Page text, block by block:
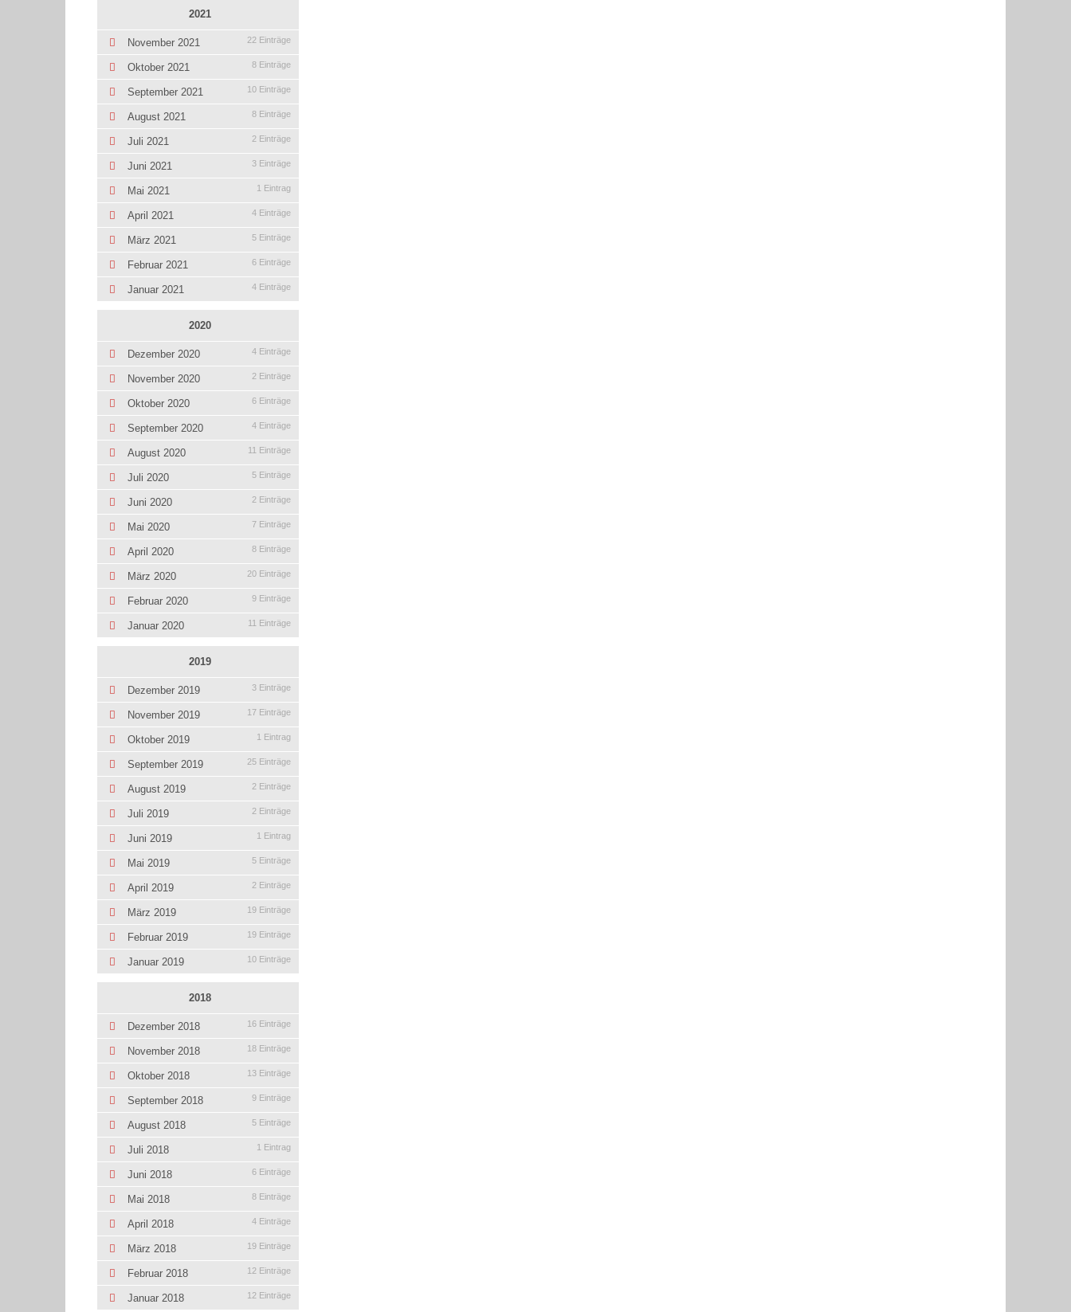
2021
November 2021 22 Einträge
Oktober 2021 8 Einträge
September 2021 10 Einträge
August 2021 8 Einträge
Juli 2021 2 Einträge
Juni 2021 3 Einträge
Mai 2021 1 Eintrag
April 2021 4 Einträge
März 2021 5 Einträge
Februar 2021 6 Einträge
Januar 2021 4 Einträge
2020
Dezember 2020 4 Einträge
November 2020 2 Einträge
Oktober 2020 6 Einträge
September 2020 4 Einträge
August 2020 11 Einträge
Juli 2020 5 Einträge
Juni 2020 2 Einträge
Mai 2020 7 Einträge
April 2020 8 Einträge
März 2020 20 Einträge
Februar 2020 9 Einträge
Januar 2020 11 Einträge
2019
Dezember 2019 3 Einträge
November 2019 17 Einträge
Oktober 2019 1 Eintrag
September 2019 25 Einträge
August 2019 2 Einträge
Juli 2019 2 Einträge
Juni 2019 1 Eintrag
Mai 2019 5 Einträge
April 2019 2 Einträge
März 2019 19 Einträge
Februar 2019 19 Einträge
Januar 2019 10 Einträge
2018
Dezember 2018 16 Einträge
November 2018 18 Einträge
Oktober 2018 13 Einträge
September 2018 9 Einträge
August 2018 5 Einträge
Juli 2018 1 Eintrag
Juni 2018 6 Einträge
Mai 2018 8 Einträge
April 2018 4 Einträge
März 2018 19 Einträge
Februar 2018 12 Einträge
Januar 2018 12 Einträge